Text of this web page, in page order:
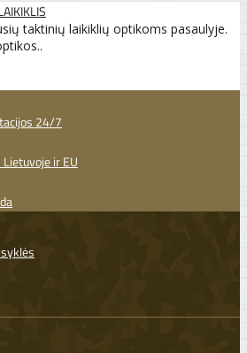
taktinių laikiklių optikoms pasaulyje.
24/7
ir EU